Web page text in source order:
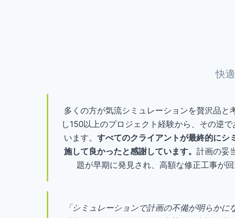
快
多くの方が気流シミュレーションを贅沢品と
し150以上のプロジェクト経験から、その逆
います。 すべてのクライアントが最終的にシ
施して良かったと感謝しています。 計画の妥
題が早期に発見され、高額な修正工事が回
「シミュレーションで計画の不備が明らかに